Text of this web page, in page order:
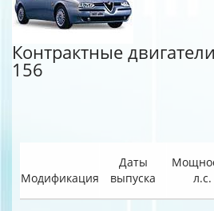
Контрактные
156
Модификация
Даты
выпуска
л.с.